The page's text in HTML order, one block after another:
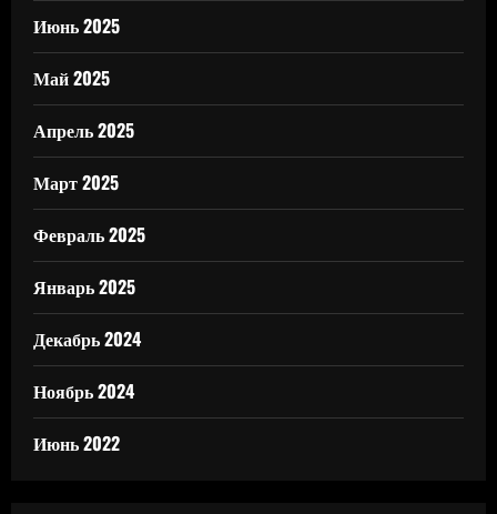
Июнь 2025
Май 2025
Апрель 2025
Март 2025
Февраль 2025
Январь 2025
Декабрь 2024
Ноябрь 2024
Июнь 2022